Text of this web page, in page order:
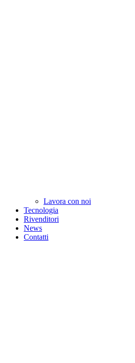
Lavora con noi
Tecnologia
Rivenditori
News
Contatti